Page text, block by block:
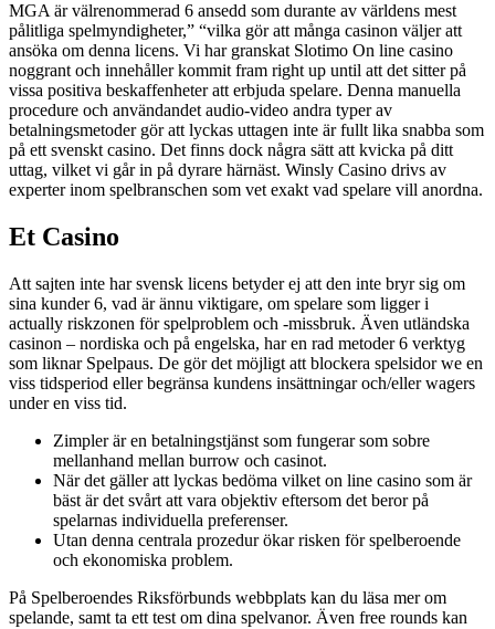
MGA är välrenommerad 6 ansedd som durante av världens mest
pålitliga spelmyndigheter,” “vilka gör att många casinon väljer att
ansöka om denna licens. Vi har granskat Slotimo On line casino
noggrant och innehåller kommit fram right up until att det sitter på
vissa positiva beskaffenheter att erbjuda spelare. Denna manuella
procedure och användandet audio-video andra typer av
betalningsmetoder gör att lyckas uttagen inte är fullt lika snabba som
på ett svenskt casino. Det finns dock några sätt att kvicka på ditt
uttag, vilket vi går in på dyrare härnäst. Winsly Casino drivs av
experter inom spelbranschen som vet exakt vad spelare vill anordna.
Et Casino
Att sajten inte har svensk licens betyder ej att den inte bryr sig om
sina kunder 6, vad är ännu viktigare, om spelare som ligger i
actually riskzonen för spelproblem och -missbruk. Även utländska
casinon – nordiska och på engelska, har en rad metoder 6 verktyg
som liknar Spelpaus. De gör det möjligt att blockera spelsidor we en
viss tidsperiod eller begränsa kundens insättningar och/eller wagers
under en viss tid.
Zimpler är en betalningstjänst som fungerar som sobre
mellanhand mellan burrow och casinot.
När det gäller att lyckas bedöma vilket on line casino som är
bäst är det svårt att vara objektiv eftersom det beror på
spelarnas individuella preferenser.
Utan denna centrala prozedur ökar risken för spelberoende
och ekonomiska problem.
På Spelberoendes Riksförbunds webbplats kan du läsa mer om
spelande, samt ta ett test om dina spelvanor. Även free rounds kan